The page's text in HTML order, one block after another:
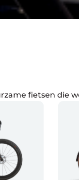
fietsen die